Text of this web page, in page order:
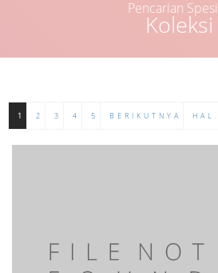
Koleksi
Pencarian
1 2 3 4 5 BERIKUTNYA